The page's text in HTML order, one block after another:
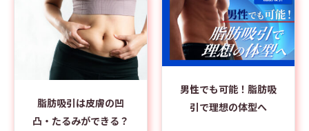
脂肪吸引は皮膚の凹
凸・たるみができる？
男性でも可能！脂肪吸
引で理想の体型へ